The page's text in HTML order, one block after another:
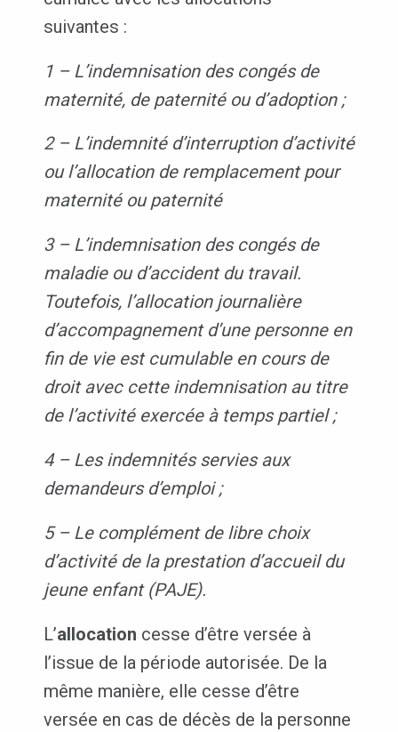
suivantes :
1 – L’indemnisation des congés de
maternité, de paternité ou d’adoption ;
2 – L’indemnité d’interruption d’activité
ou l’allocation de remplacement pour
maternité ou paternité
3 – L’indemnisation des congés de
maladie ou d’accident du travail.
Toutefois, l’allocation journalière
d’accompagnement d’une personne en
fin de vie est cumulable en cours de
droit avec cette indemnisation au titre
de l’activité exercée à temps partiel ;
4 – Les indemnités servies aux
demandeurs d’emploi ;
5 – Le complément de libre choix
d’activité de la prestation d’accueil du
jeune enfant (PAJE).
L’allocation cesse d’être versée à
l’issue de la période autorisée. De la
même manière, elle cesse d’être
versée en cas de décès de la personne